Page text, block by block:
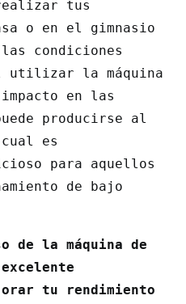
tus
o en el gimnasio
condiciones
utilizar la máquina
en las
producirse al
es
para aquellos
de bajo
de la máquina de
tu rendimiento